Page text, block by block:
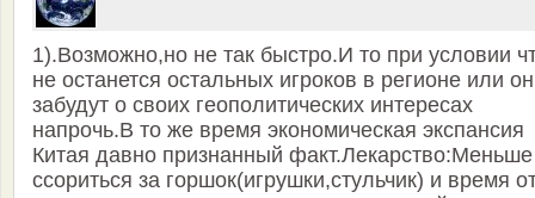
1).Возможно,но не так быстро.И то при условии
не останется остальных игроков в регионе или
забудут о своих геополитических интересах
напрочь.В то же время экономическая экспансия
Китая давно признанный факт.Лекарство:Меньше
ссориться за горшок(игрушки,стульчик) и время